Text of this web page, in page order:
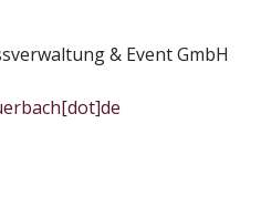
& Event GmbH